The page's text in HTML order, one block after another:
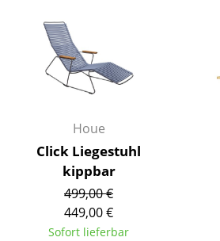
... alle Tische
Aufbewahren
Regale & Schränke
Bücherregale
Wandregale
Sideboards & Kommoden
TV Möbel
Houe
Click Liegestuhl
kippbar
499,00 €
449,00 €
Sofort lieferbar